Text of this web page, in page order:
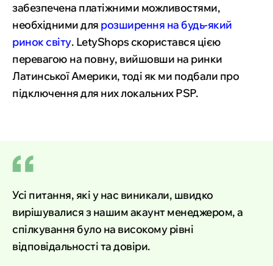
забезпечена платіжними можливостями,
необхідними для розширення на будь-який
ринок світу. LetyShops скористався цією
перевагою на повну, вийшовши на ринки
Латинської Америки, тоді як ми подбали про
підключення для них локальних PSP.
Усі питання, які у нас виникали, швидко
вирішувалися з нашим акаунт менеджером, а
спілкування було на високому рівні
відповідальності та довіри.